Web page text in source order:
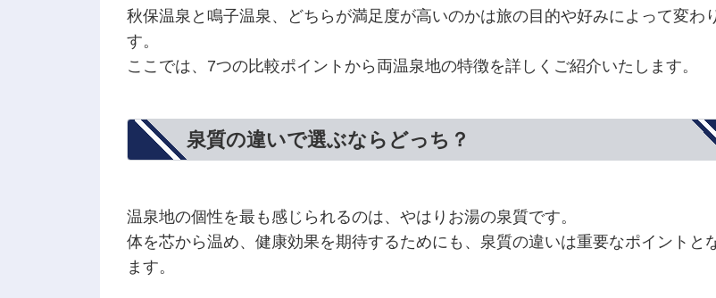
秋保温泉と鳴子温泉、どちらが満足度が高いのかは旅の目的や好みによって変わ
す。
ここでは、7つの比較ポイントから両温泉地の特徴を詳しくご紹介いたします。
泉質の違いで選ぶならどっち？
温泉地の個性を最も感じられるのは、やはりお湯の泉質です。
体を芯から温め、健康効果を期待するためにも、泉質の違いは重要なポイントと
ます。